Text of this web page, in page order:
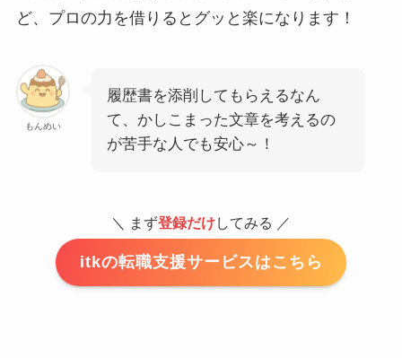
ど、プロの力を借りるとグッと楽になります！
もんめい
履歴書を添削してもらえるなん
て、かしこまった文章を考えるの
が苦手な人でも安心～！
＼ まず登録だけしてみる ／
itkの転職支援サービスはこちら